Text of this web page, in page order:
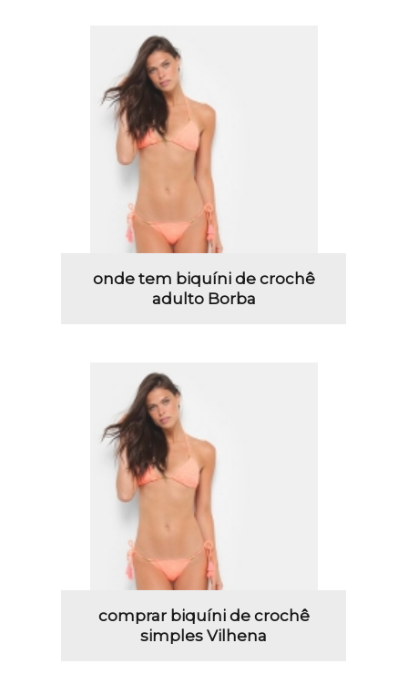
onde tem biquíni de crochê
adulto Borba
comprar biquíni de crochê
simples Vilhena